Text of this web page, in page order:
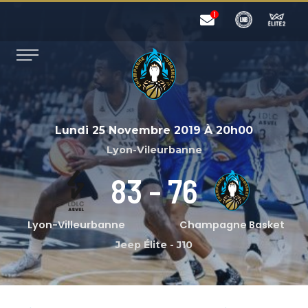
Lundi 25 Novembre 2019À 20h00
Lyon-Vileurbanne
Champagne Basket
76
-
83
Lyon-Villeurbanne
Jeep Élite -J10